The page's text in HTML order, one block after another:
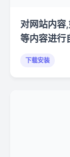
对网站内容
等内容进行
下载安装